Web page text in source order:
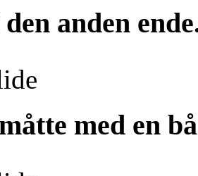
anden
med en